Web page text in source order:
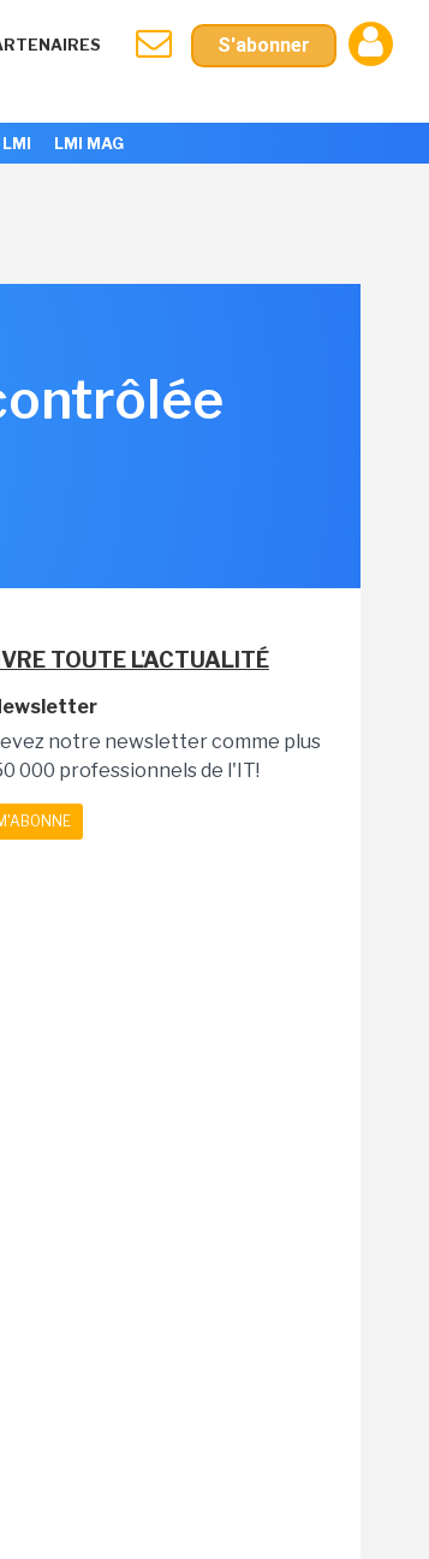
S'abonner
LMI MAG
TOUTE L'ACTUALITÉ
notre newsletter comme plus
000 professionnels de l'IT!